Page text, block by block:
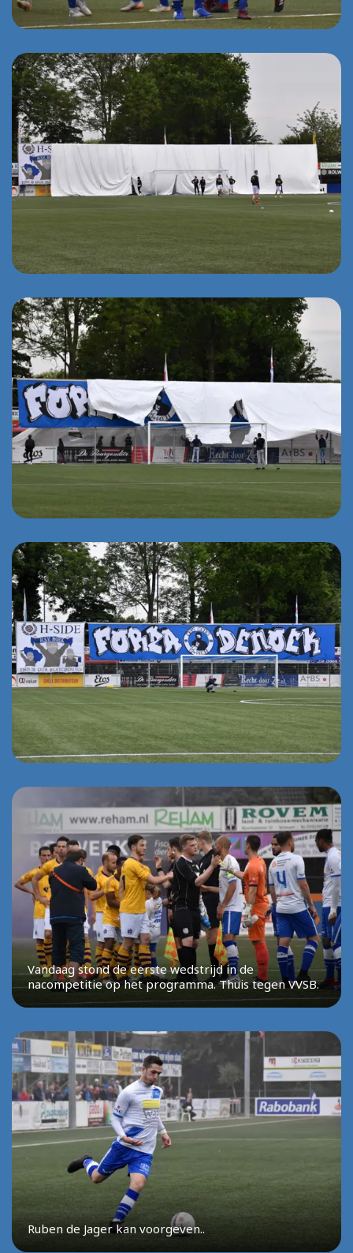
Vandaag stond de eerste wedstrijd in de
nacompetitie op het programma. Thuis tegen VVSB.
Ruben de Jager kan voorgeven..